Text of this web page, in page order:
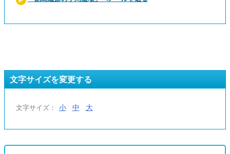
文字サイズを変更する
文字サイズ： 小 中 大